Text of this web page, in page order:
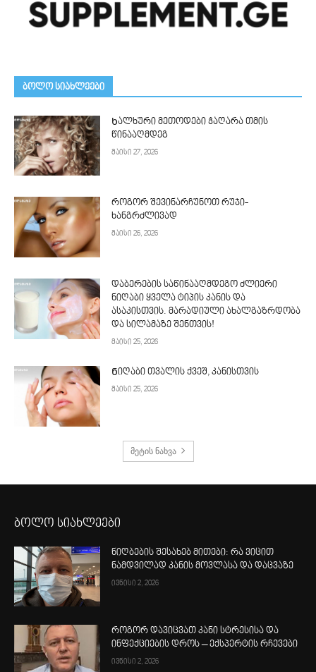
ᲑᲝᲚᲝ ᲡᲘᲐᲮᲚᲔᲔᲑᲘ
Ხალხური მეთოდები ჭაღარა თმის
წინააღმდეგ
მაისი 27, 2026
როგორ შევინარჩუნოთ რუჯი-
ხანგრძლივად
მაისი 26, 2026
დაბერების საწინააღმდეგო ძლიერი
ნიღაბი ყველა ტიპის კანის და
ასაკისთვის. მარადიული ახალგაზრდობა
და სილამაზე შენთვის!
მაისი 25, 2026
Ნიღაბი თვალის ქვეშ, კანისთვის
მაისი 25, 2026
მეტის ნახვა
ბოლო სიახლეები
ნიღბების შესახებ მითები: რა ვიცით
ნამდვილად კანის მოვლასა და დაცვაზე
ივნისი 2, 2026
როგორ დავიცვათ კანი სტრესისა და
ინფექციების დროს – ექსპერტის რჩევები
ივნისი 2, 2026